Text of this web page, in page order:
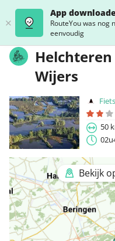
App
RouteYou was nog
eenvoudig
Wijers
50
Bekijk